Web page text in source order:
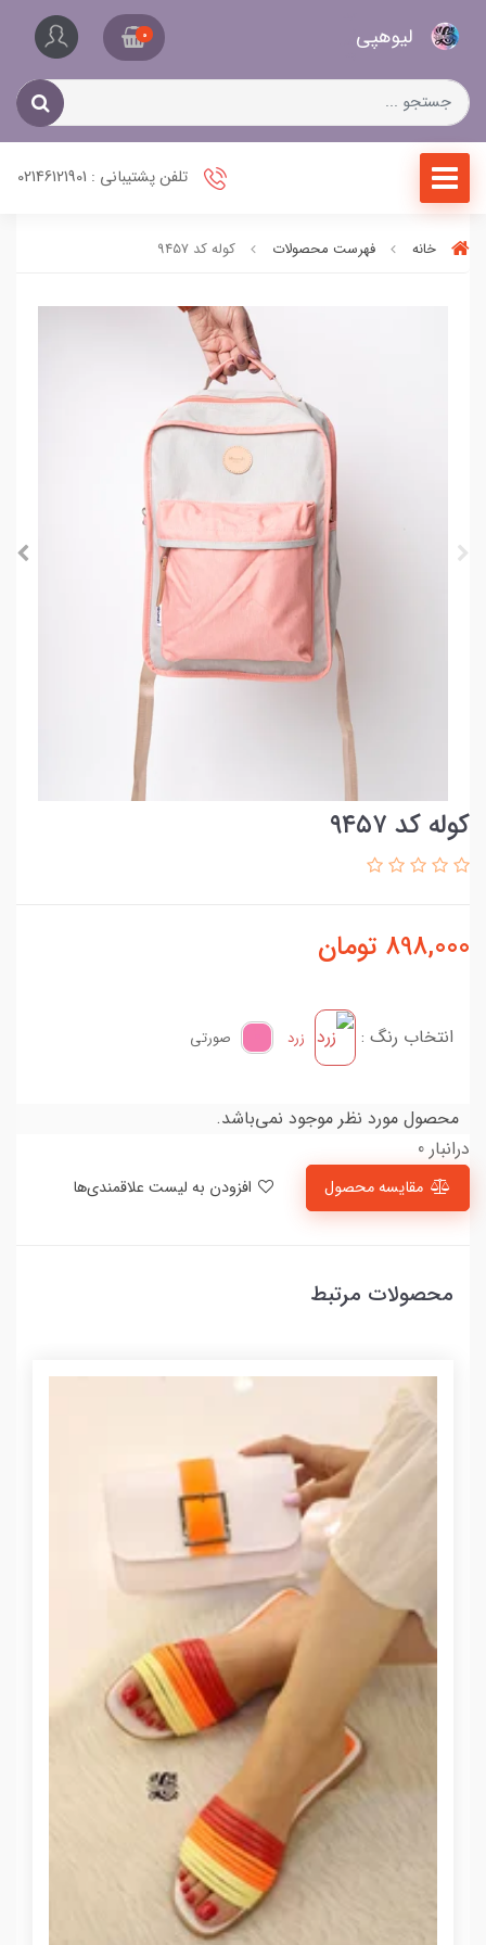
لیو‌هپی 0
تلفن پشتیبانی : 02146121901
خانه فهرست محصولات کوله کد ۹۴۵۷
کوله کد ۹۴۵۷
898,000 تومان
انتخاب رنگ : زرد صورتی
محصول مورد نظر موجود نمی‌باشد.
درانبار 0
مقایسه محصول
محصولات مرتبط